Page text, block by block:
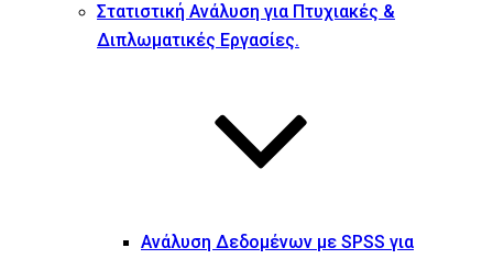
Στατιστική Ανάλυση για Πτυχιακές &
Διπλωματικές Εργασίες.
Ανάλυση Δεδομένων με SPSS για